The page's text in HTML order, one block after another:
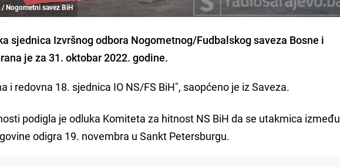
Nogometni savez BiH
sjednica Izvršnog odbora Nogometnog/Fudbalskog saveza Bosne i
je za 31. oktobar 2022. godine.
i redovna 18. sjednica IO NS/FS BiH", saopćeno je iz Saveza.
podigla je odluka Komiteta za hitnost NS BiH da se utakmica između
odigra 19. novembra u Sankt Petersburgu.